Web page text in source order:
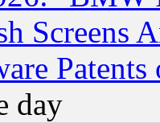
Screens
Patents
day